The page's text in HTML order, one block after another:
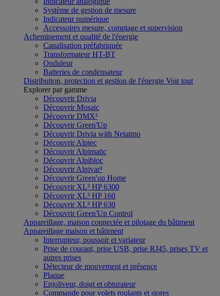
Système de gestion de mesure
Indicateur numérique
Accessoires mesure, comptage et supervision
Acheminement et qualité de l'énergie
Canalisation préfabriquée
Transformateur HT-BT
Onduleur
Batteries de condensateur
Distribution, protection et gestion de l'énergie Voir tout
Explorer par gamme
Découvrir Drivia
Découvrir Mosaic
Découvrir DMX³
Découvrir Green'Up
Découvrir Drivia with Netatmo
Découvrir Alptec
Découvrir Alpimatic
Découvrir Alpibloc
Découvrir Alpivar³
Découvrir Green'up Home
Découvrir XL³ HP 6300
Découvrir XL³ HP 160
Découvrir XL³ HP 630
Découvrir Green'Up Control
Appareillage, maison connectée et pilotage du bâtiment
Appareillage maison et bâtiment
Interrupteur, poussoir et variateur
Prise de courant, prise USB, prise RJ45, prises TV et
autres prises
Détecteur de mouvement et présence
Plaque
Enjoliveur, doigt et obturateur
Commande pour volets roulants et stores